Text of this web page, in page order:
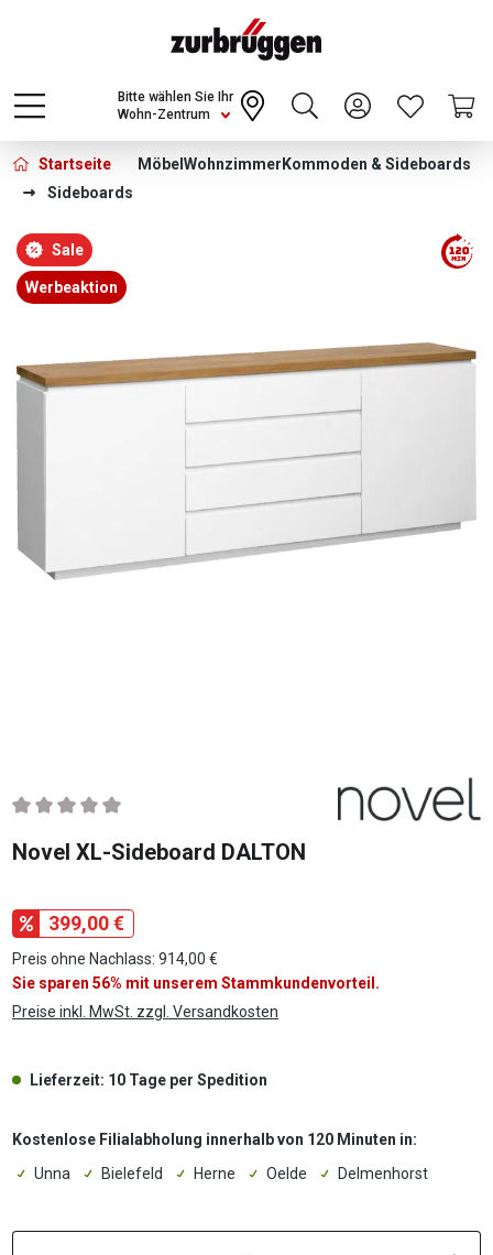
Choose a different country or region to see
content for your location and shop online
CONTINUE
Wohn-Zentrum
Bitte wählen Sie Ihr
Startseite Möbel Wohnzimmer Kommoden & Sideboards
Sideboards
Bildergalerie überspringen
Sale
Werbeaktion
Durchschnittliche Bewertung von 0 von 5 Sternen
Novel XL-Sideboard DALTON
399,00 €
Preis ohne Nachlass: 914,00 €
Sie sparen 56% mit unserem Stammkundenvorteil.
Preise inkl. MwSt. zzgl. Versandkosten
Lieferzeit: 10 Tage per Spedition
Kostenlose Filialabholung innerhalb von 120 Minuten in:
Unna
Bielefeld Herne Oelde Delmenhorst